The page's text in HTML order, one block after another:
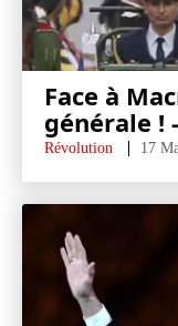
Face à
générale !
Révolution 17